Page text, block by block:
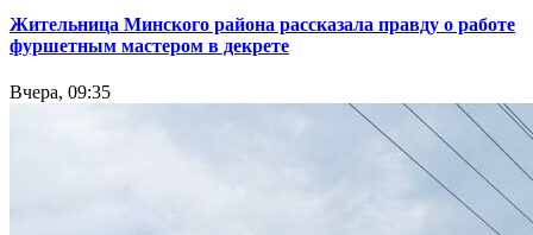
Жительница Минского района рассказала правду о работе
фуршетным мастером в декрете
Вчера, 09:35